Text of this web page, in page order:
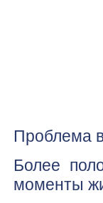
Проблема
Более
моменты